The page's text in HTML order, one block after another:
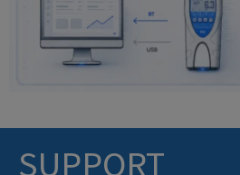
SUPPORT